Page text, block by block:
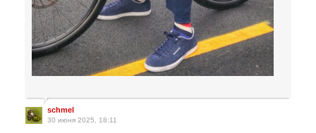
schmel
30 июня 2025, 18:11